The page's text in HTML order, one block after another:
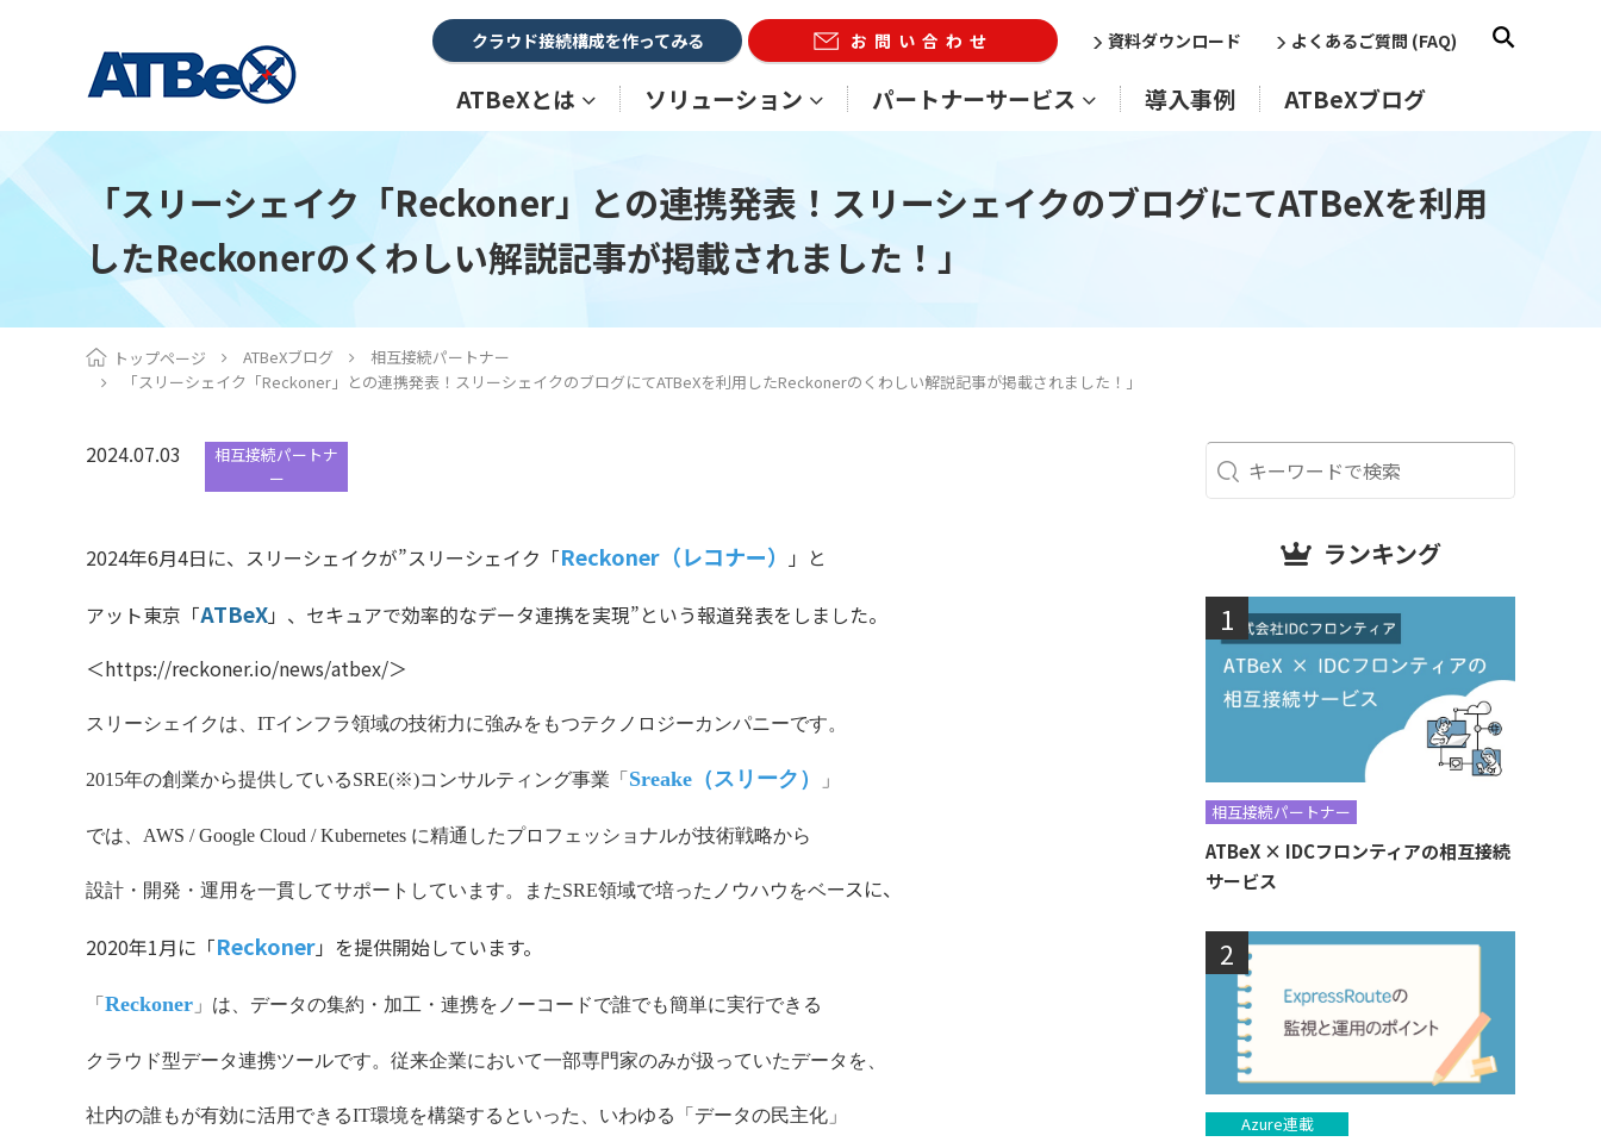
クラウド接続構成を作ってみる お問い合わせ 資料ダウンロード よくあるご質問 (FAQ)
ATBeXとは ソリューション パートナーサービス 導入事例 ATBeXブログ
「スリーシェイク「Reckoner」との連携発表！スリーシェイクのブログにてATBeXを利用
したReckonerのくわしい解説記事が掲載されました！」
トップページ ATBeXブログ
相互接続パートナー
「スリーシェイク「Reckoner」との連携発表！スリーシェイクのブログにてATBeXを利用したReckonerのくわしい解説記事が掲載されました！」
2024.07.03
相互接続パートナ
ー
2024年6月4日に、スリーシェイクが”スリーシェイク「Reckoner（レコナー）
」と
アット東京「ATBeX」、セキュアで効率的なデータ連携を実現”という報道発表をしました。
＜https://reckoner.io/news/atbex/＞
スリーシェイクは、ITインフラ領域の技術力に強みをもつテクノロジーカンパニーです。
2015年の創業から提供しているSRE(※)コンサルティング事業「 Sreake（スリーク） 」
では、 AWS / Google Cloud / Kubernetes に精通したプロフェッショナルが技術戦略から
設計・開発・運用を一貫してサポートしています。またSRE領域で培ったノウハウをベースに、
2020年1月に「Reckoner」を提供開始しています。
「 Reckoner 」は、データの集約・加工・連携をノーコードで誰でも簡単に実行できる
ク ラウド型データ連携ツールです。 従来企業において一部専門家のみが扱っていたデータを、
社内の誰もが有効に活用できるIT環境を構築するといった、いわゆる「データの民主化」
ランキング
相互接続パートナー
ATBeX × IDCフロンティアの相互接続
サービス
Azure連載